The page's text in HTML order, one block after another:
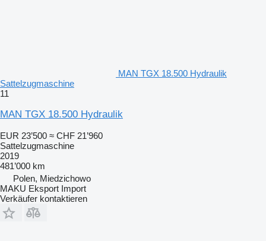
MAN TGX 18.500 Hydraulik
Sattelzugmaschine
11
MAN TGX 18.500 Hydraulik
EUR 23’500 ≈ CHF 21’960
Sattelzugmaschine
2019
481’000 km
Polen, Miedzichowo
MAKU Eksport Import
Verkäufer kontaktieren